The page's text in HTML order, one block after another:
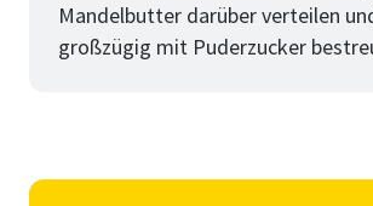
Mandelbutter darüber verteilen
großzügig mit Puderzucker